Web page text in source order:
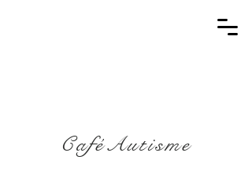
CaféAutisme